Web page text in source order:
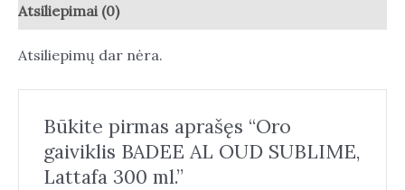
Atsiliepimai (0)
Atsiliepimų dar nėra.
Būkite pirmas aprašęs “Oro
gaiviklis BADEE AL OUD SUBLIME,
Lattafa 300 ml.”